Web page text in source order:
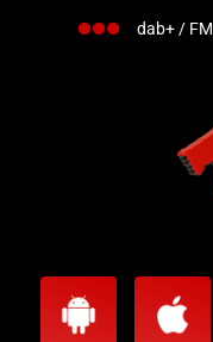
dab+ / FM